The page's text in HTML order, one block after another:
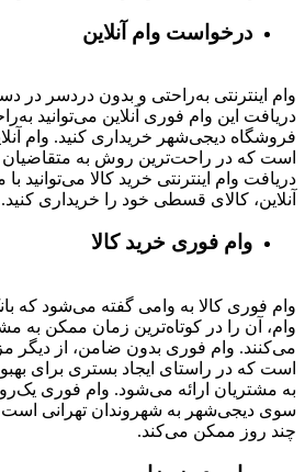
درخواست وام آنلاین
وام اینترنتی به‌راحتی و بدون دردسر
دریافت این وام فوری آنلاین می‌توانید
فروشگاه دیجی‌شهر خریداری کنید. وام
است که در راحت‌ترین روش به متقاضیان
دریافت وام اینترنتی خرید کالا می‌توانید
آنلاین، کالای قسطی خود را خریداری کنید.
وام فوری خرید کالا
وام فوری کالا به وامی گفته می‌شود که
وام، آن را در کوتاه‌ترین زمان ممکن به
می‌کنند. وام فوری بدون ضامن، از دیگر
است که در راستای ایجاد بستری برای
به مشتریان ارائه می‌شود. وام فوری
سوی دیجی‌شهر به شهروندان تهرانی است
چند روز ممکن می‌کند.